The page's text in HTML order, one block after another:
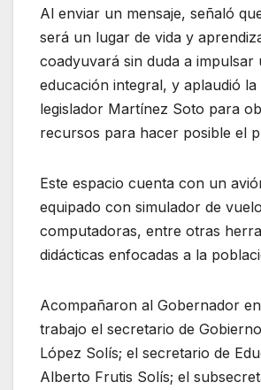
Al enviar un mensaje, señaló
será un lugar de vida y
coadyuvará sin duda a impulsar
educación integral, y aplaudió la
legislador Martínez Soto para
recursos para hacer posible el
Este espacio cuenta con un
equipado con simulador de
computadoras, entre otras
didácticas enfocadas a la
Acompañaron al Gobernador
trabajo el secretario de
López Solís; el secretario de
Alberto Frutis Solís; el